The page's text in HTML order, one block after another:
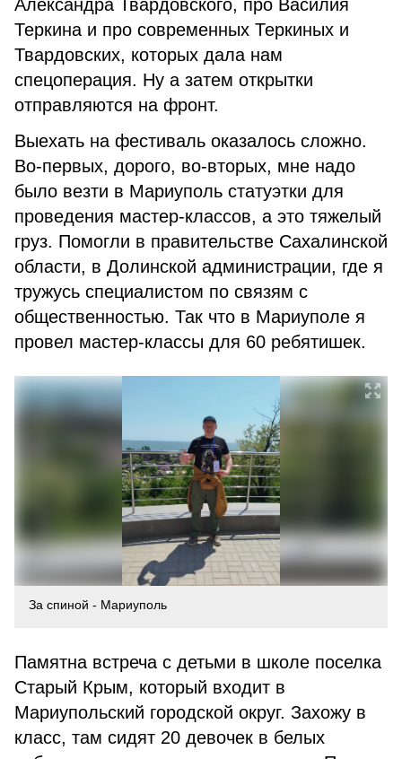
Александра Твардовского, про Василия
Теркина и про современных Теркиных и
Твардовских, которых дала нам
спецоперация. Ну а затем открытки
отправляются на фронт.
Выехать на фестиваль оказалось сложно.
Во-первых, дорого, во-вторых, мне надо
было везти в Мариуполь статуэтки для
проведения мастер-классов, а это тяжелый
груз. Помогли в правительстве Сахалинской
области, в Долинской администрации, где я
тружусь специалистом по связям с
общественностью. Так что в Мариуполе я
провел мастер-классы для 60 ребятишек.
За спиной - Мариуполь
Памятна встреча с детьми в школе поселка
Старый Крым, который входит в
Мариупольский городской округ. Захожу в
класс, там сидят 20 девочек в белых